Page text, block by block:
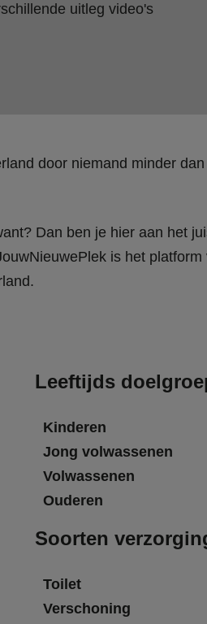
uitleg video's
door niemand minder
Dan ben je hier aan het
is het platform
Leeftijds
Kinderen
Jong volwassenen
Volwassenen
Ouderen
Soorten
Toilet
Verschoning